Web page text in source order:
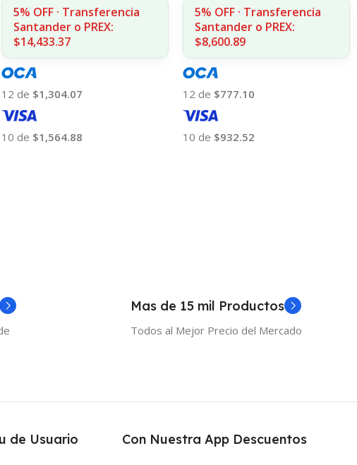
5% OFF · Transferencia
Santander o PREX:
$14,433.37
12 de $1,304.07
10 de $1,564.88
5% OFF · Transferencia
Santander o PREX:
$8,600.89
12 de $777.10
10 de $932.52
Mas de 15 mil Productos
Todos al Mejor Precio del Mercado
de Usuario Con Nuestra App Descuentos